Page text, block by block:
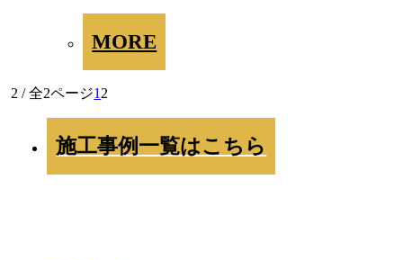
MORE
2 / 全2ページ1 2
施工事例一覧はこちら